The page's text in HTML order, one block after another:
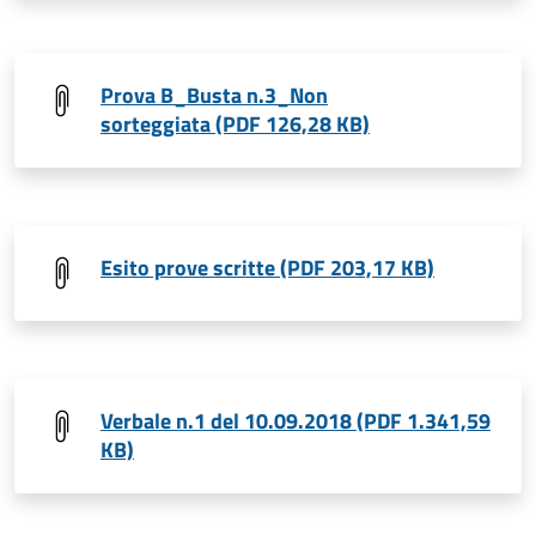
Prova B_Busta n.3_Non
sorteggiata (PDF 126,28 KB)
Esito prove scritte (PDF 203,17 KB)
Verbale n.1 del 10.09.2018 (PDF 1.341,59
KB)